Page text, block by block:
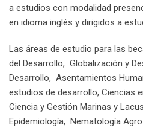
a estudios con modalidad
en idioma inglés y dirigidos a
Las áreas de estudio para las
del Desarrollo, Globalización y
Desarrollo, Asentamientos
estudios de desarrollo, Ciencias
Ciencia y Gestión Marinas y
Epidemiología, Nematología